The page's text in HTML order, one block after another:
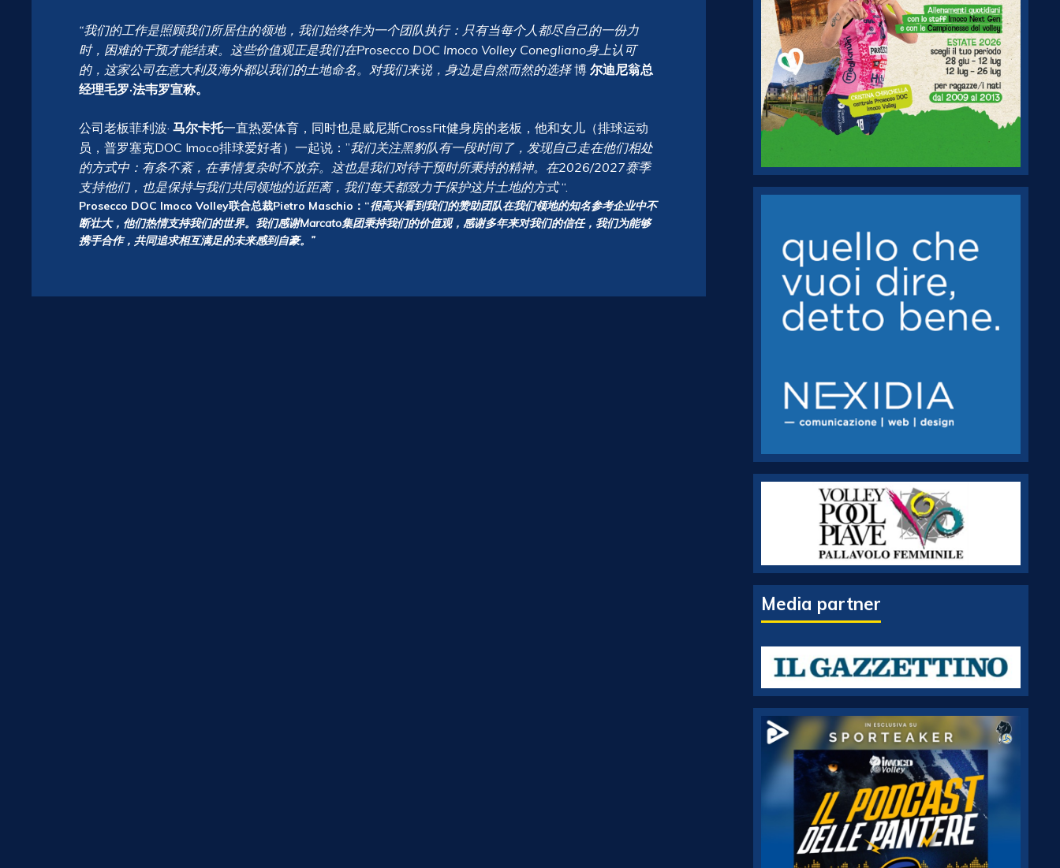
“我们的工作是照顾我们所居住的领地，我们始终作为一个团队执行：只有当每个人都尽自己的一份力
时，困难的干预才能结束。这些价值观正是我们在Prosecco DOC Imoco Volley Conegliano身上认可
的，这家公司在意大利及海外都以我们的土地命名。对我们来说，身边是自然而然的选择博 尔迪尼翁总
经理毛罗·法韦罗宣称。
公司老板菲利波· 马尔卡托一直热爱体育，同时也是威尼斯CrossFit健身房的老板，他和女儿（排球运动
员，普罗塞克DOC Imoco排球爱好者）一起说：”我们关注黑豹队有一段时间了，发现自己走在他们相处
的方式中：有条不紊，在事情复杂时不放弃。这也是我们对待干预时所秉持的精神。在2026/2027赛季
支持他们，也是保持与我们共同领地的近距离，我们每天都致力于保护这片土地的方式“.
Prosecco DOC Imoco Volley联合总裁Pietro Maschio：“很高兴看到我们的赞助团队在我们领地的知名参考企业中不
断壮大，他们热情支持我们的世界。我们感谢Marcato集团秉持我们的价值观，感谢多年来对我们的信任，我们为能够
携手合作，共同追求相互满足的未来感到自豪。”
Media partner